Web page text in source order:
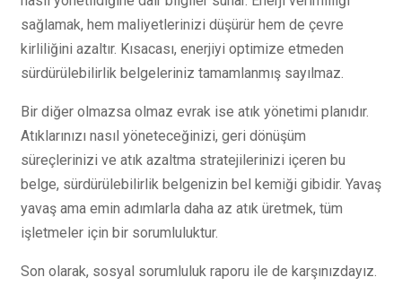
sağlamak, hem maliyetlerinizi düşürür hem de çevre
kirliliğini azaltır. Kısacası, enerjiyi optimize etmeden
sürdürülebilirlik belgeleriniz tamamlanmış sayılmaz.
Bir diğer olmazsa olmaz evrak ise atık yönetimi planıdır.
Atıklarınızı nasıl yöneteceğinizi, geri dönüşüm
süreçlerinizi ve atık azaltma stratejilerinizi içeren bu
belge, sürdürülebilirlik belgenizin bel kemiği gibidir. Yavaş
yavaş ama emin adımlarla daha az atık üretmek, tüm
işletmeler için bir sorumluluktur.
Son olarak, sosyal sorumluluk raporu ile de karşınızdayız.